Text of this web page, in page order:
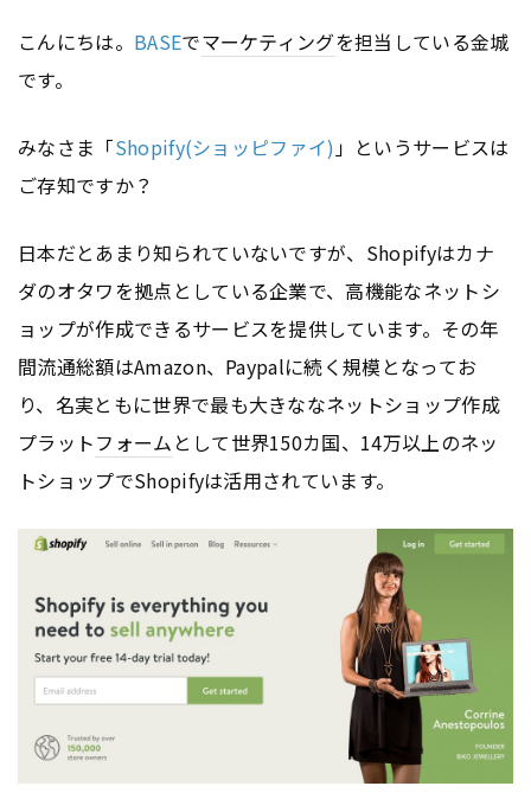
こんにちは。 BASEでマーケティングを担当している金城
です。
みなさま「Shopify(ショッピファイ)」というサービスは
ご存知ですか？
日本だとあまり知られていないですが、Shopifyはカナ
ダのオタワを拠点としている企業で、高機能なネットシ
ョップが作成できるサービスを提供しています。その年
間流通総額はAmazon、Paypalに続く規模となってお
り、名実ともに世界で最も大きななネットショップ作成
プラットフォーム として世界150カ国、14万以上のネッ
トショップでShopifyは活用されています。